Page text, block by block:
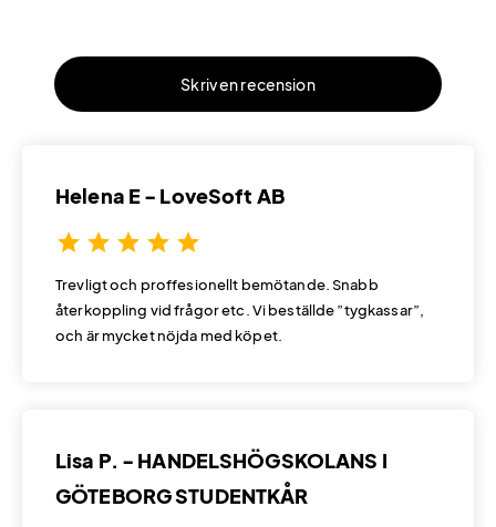
Skriv en recension
star star star star star
Helena E - LoveSoft AB
Trevligt och proffesionellt bemötande. Snabb
återkoppling vid frågor etc. Vi beställde ”tygkassar”,
och är mycket nöjda med köpet.
Lisa P. - HANDELSHÖGSKOLANS I
GÖTEBORG STUDENTKÅR